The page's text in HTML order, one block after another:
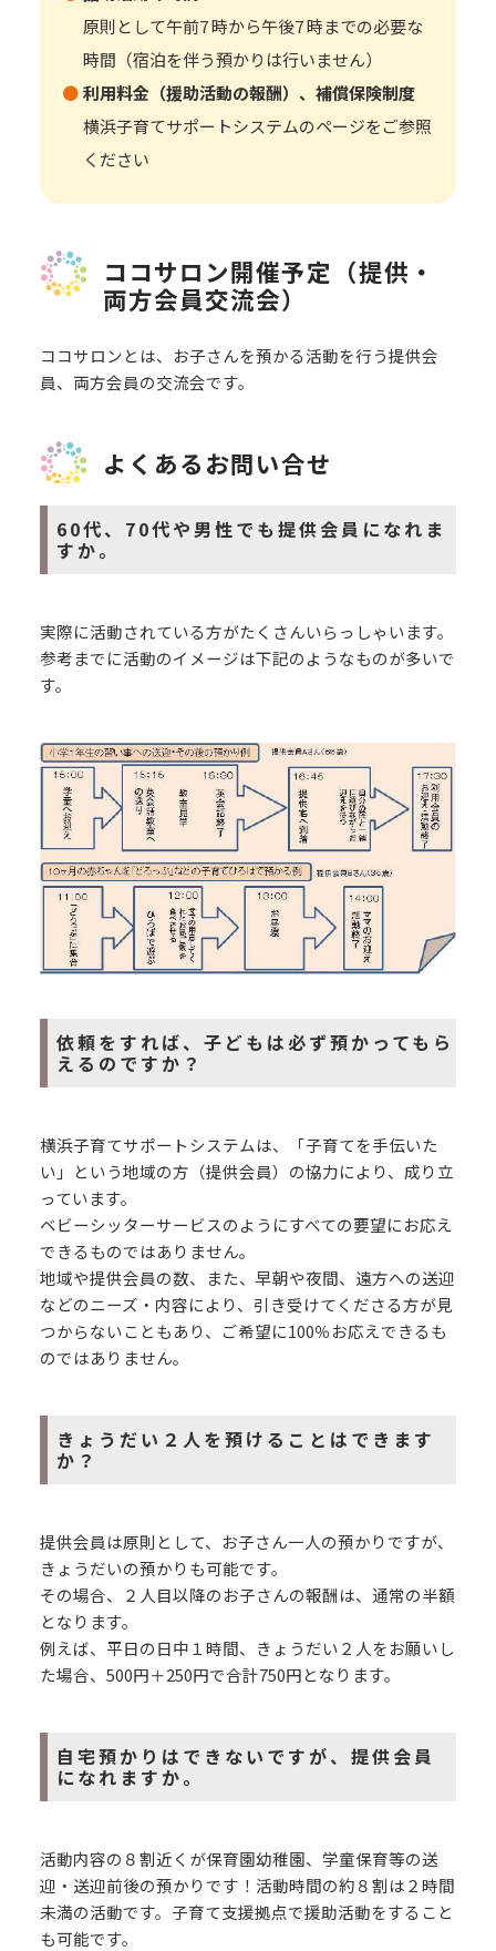
原則として午前7 時から午後7 時までの必要な
時間（宿泊を伴う預かりは行いません）
利用料金（援助活動の報酬）、補償保険制度
横浜子育てサポートシステムのページをご参照
ください
ココサロン開催予定（提供・
両方会員交流会）
ココサロンとは、お子さんを預かる活動を行う提供会
員、両方会員の交流会です。
よくあるお問い合せ
60代、70代や男性でも提供会員になれま
すか。
実際に活動されている方がたくさんいらっしゃいます。
参考までに活動のイメージは下記のようなものが多いで
す。
依頼をすれば、子どもは必ず預かってもら
えるのですか？
横浜子育てサポートシステムは、「子育てを手伝いた
い」という地域の方（提供会員）の協力により、成り立
っています。
ベビーシッターサービスのようにすべての要望にお応え
できるものではありません。
地域や提供会員の数、また、早朝や夜間、遠方への送迎
などのニーズ・内容により、引き受けてくださる方が見
つからないこともあり、ご希望に100％お応えできるも
のではありません。
きょうだい２人を預けることはできます
か？
提供会員は原則として、お子さん一人の預かりですが、
きょうだいの預かりも可能です。
その場合、２人目以降のお子さんの報酬は、通常の半額
となります。
例えば、平日の日中１時間、きょうだい２人をお願いし
た場合、500円＋250円で合計750円となります。
自宅預かりはできないですが、提供会員
になれますか。
活動内容の８割近くが保育園幼稚園、学童保育等の送
迎・送迎前後の預かりです！活動時間の約８割は２時間
未満の活動です。子育て支援拠点で援助活動をすること
も可能です。